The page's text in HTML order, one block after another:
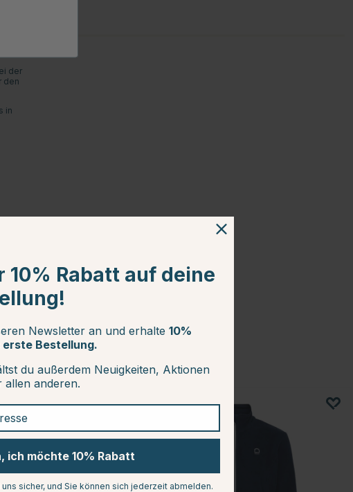
der
den
in
10% Rabatt auf deine
Newsletter an und erhalte 10%
Bestellung.
du außerdem Neuigkeiten, Aktionen
anderen.
ich möchte 10% Rabatt
sicher, und Sie können sich jederzeit abmelden.